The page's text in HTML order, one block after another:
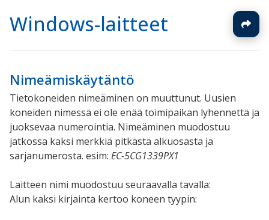
Windows-laitteet
Nimeämiskäytäntö
Tietokoneiden nimeäminen on muuttunut. Uusien
koneiden nimessä ei ole enää toimipaikan lyhennettä ja
juoksevaa numerointia. Nimeäminen muodostuu
jatkossa kaksi merkkiä pitkästä alkuosasta ja
sarjanumerosta. esim: EC-5CG1339PX1
Laitteen nimi muodostuu seuraavalla tavalla:
Alun kaksi kirjainta kertoo koneen tyypin: